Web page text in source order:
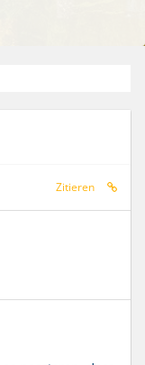
Zitieren